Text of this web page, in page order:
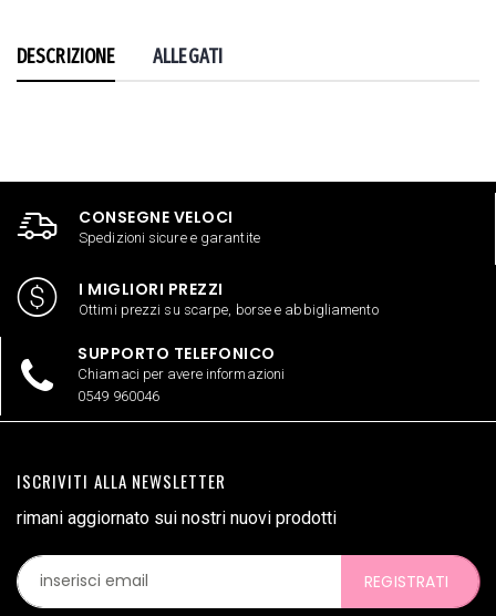
DESCRIZIONE ALLEGATI
CONSEGNE VELOCI
Spedizioni sicure e garantite
I MIGLIORI PREZZI
Ottimi prezzi su scarpe, borse e abbigliamento
SUPPORTO TELEFONICO
Chiamaci per avere informazioni
0549 960046
ISCRIVITI ALLA NEWSLETTER
rimani aggiornato sui nostri nuovi prodotti
REGISTRATI